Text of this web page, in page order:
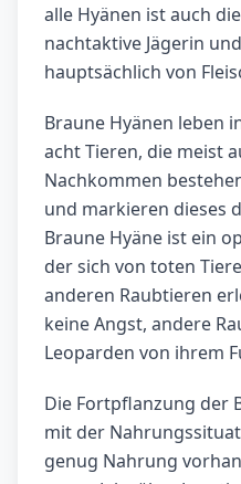
alle Hyänen ist auch
nachtaktive Jägerin
hauptsächlich von
Braune Hyänen leben
acht Tieren, die meist
Nachkommen
und markieren dieses
Braune Hyäne ist ein
der sich von toten
anderen Raubtieren
keine Angst, andere
Leoparden von ihrem
Die Fortpflanzung der
mit der
genug Nahrung